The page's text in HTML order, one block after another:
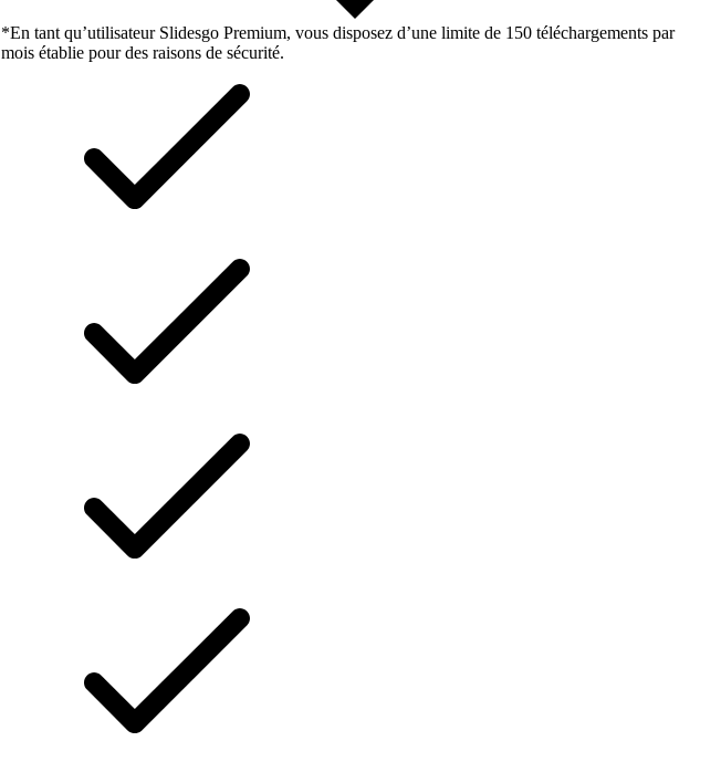
*En tant qu’utilisateur Slidesgo Premium, vous disposez d’une limite de 150 téléchargements par
mois établie pour des raisons de sécurité.